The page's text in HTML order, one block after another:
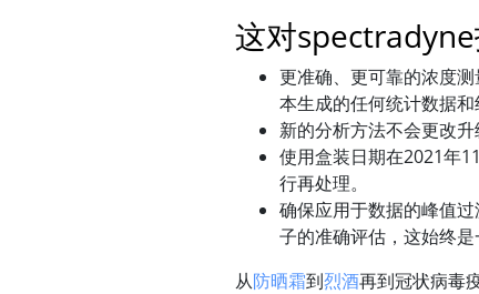
这对
更准确、更可靠的浓度
本生成的任何统计数据和
新的分析方法不会更改升
使用盒装日期在2021年
行再处理。
确保应用于数据的峰值
子的准确评估，这始终是
从防晒霜到烈酒再到冠状病毒